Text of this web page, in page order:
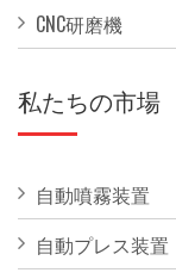
CNC研磨機
私たちの市場
自動噴霧装置
自動プレス装置